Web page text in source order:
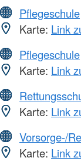
Pflegeschule
Karte: Link
Pflegeschule
Karte: Link
Karte: Link
Vorsorge-/
Karte: Link